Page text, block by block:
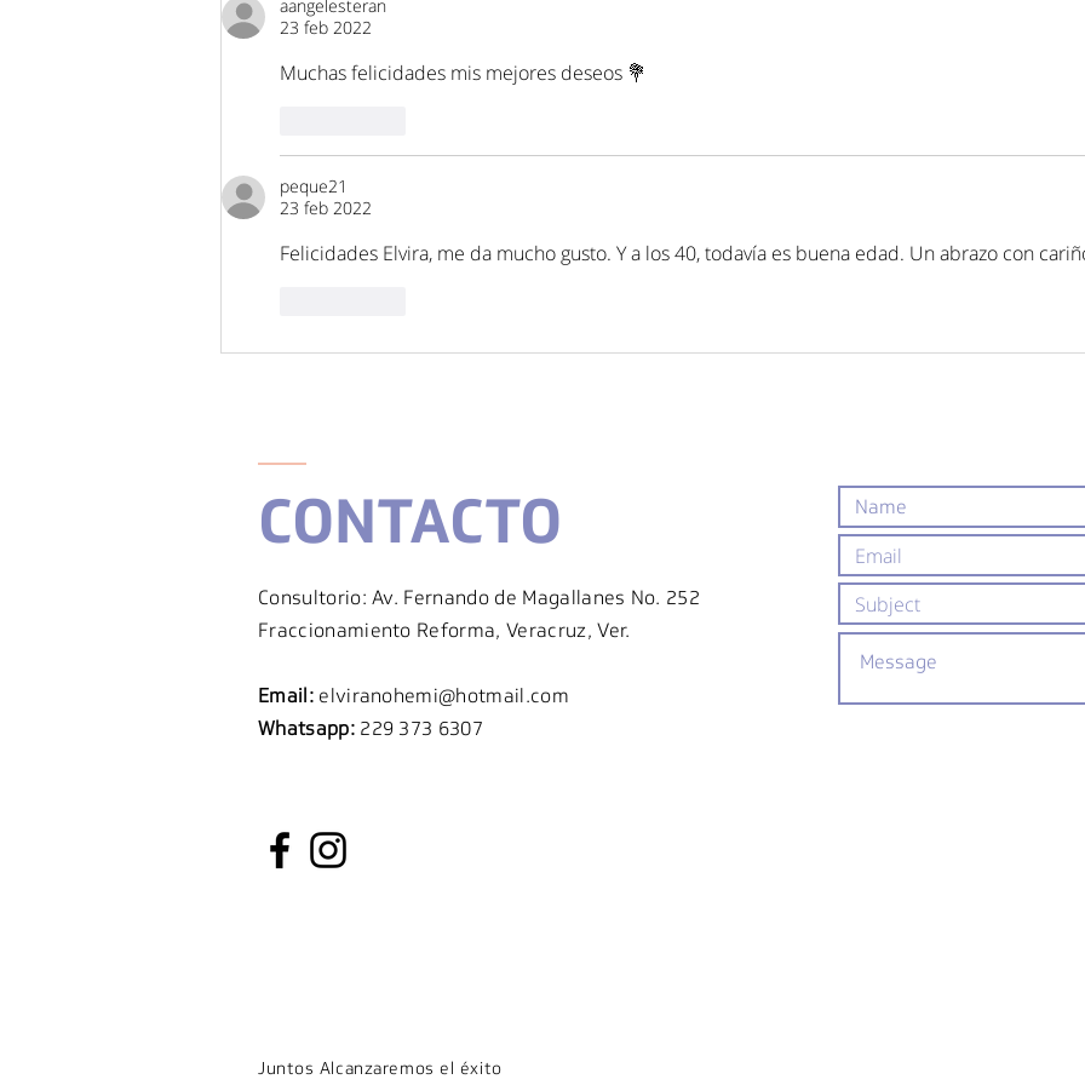
aangelesteran
23 feb 2022
Muchas felicidades mis mejores deseos 💐
peque21
23 feb 2022
Felicidades Elvira, me da mucho gusto. Y a los 40, todavía es buena edad. Un abrazo con
CONTACTO
Consultorio: Av. Fernando de Magallanes No. 252
Fraccionamiento Reforma, Veracruz, Ver.
Email: elviranohemi@hotmail.com
Whatsapp:229 373 6307
Juntos Alcanzaremos el éxito